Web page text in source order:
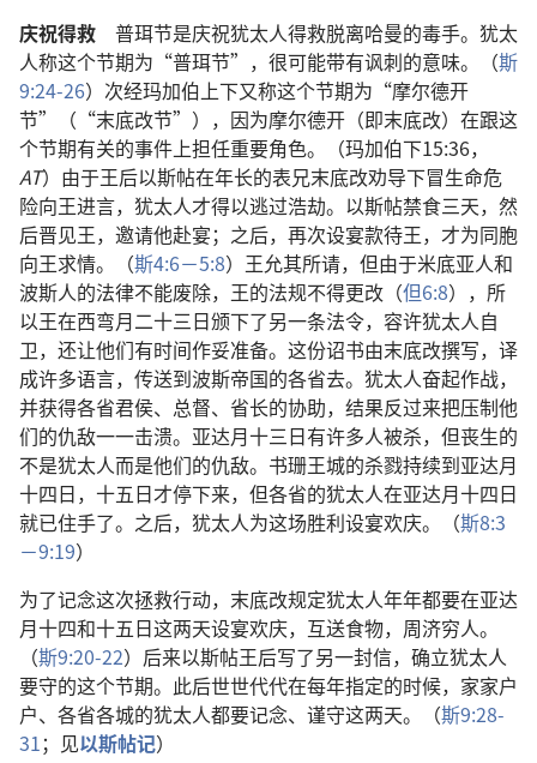
庆祝得救 普珥节是庆祝犹太人得救脱离哈曼的毒手。犹太
人称这个节期为“普珥节”，很可能带有讽刺的意味。（斯
9:24-26）次经玛加伯上下又称这个节期为“摩尔德开
节”（“末底改节”），因为摩尔德开（即末底改）在跟这
个节期有关的事件上担任重要角色。（玛加伯下15:36，
AT）由于王后以斯帖在年长的表兄末底改劝导下冒生命危
险向王进言，犹太人才得以逃过浩劫。以斯帖禁食三天，然
后晋见王，邀请他赴宴；之后，再次设宴款待王，才为同胞
向王求情。（斯4:6－5:8）王允其所请，但由于米底亚人和
波斯人的法律不能废除，王的法规不得更改（但6:8），所
以王在西弯月二十三日颁下了另一条法令，容许犹太人自
卫，还让他们有时间作妥准备。这份诏书由末底改撰写，译
成许多语言，传送到波斯帝国的各省去。犹太人奋起作战，
并获得各省君侯、总督、省长的协助，结果反过来把压制他
们的仇敌一一击溃。亚达月十三日有许多人被杀，但丧生的
不是犹太人而是他们的仇敌。书珊王城的杀戮持续到亚达月
十四日，十五日才停下来，但各省的犹太人在亚达月十四日
就已住手了。之后，犹太人为这场胜利设宴欢庆。（斯8:3
－9:19）
为了记念这次拯救行动，末底改规定犹太人年年都要在亚达
月十四和十五日这两天设宴欢庆，互送食物，周济穷人。
（斯9:20-22）后来以斯帖王后写了另一封信，确立犹太人
要守的这个节期。此后世世代代在每年指定的时候，家家户
户、各省各城的犹太人都要记念、谨守这两天。（斯9:28-
31；见以斯帖记）